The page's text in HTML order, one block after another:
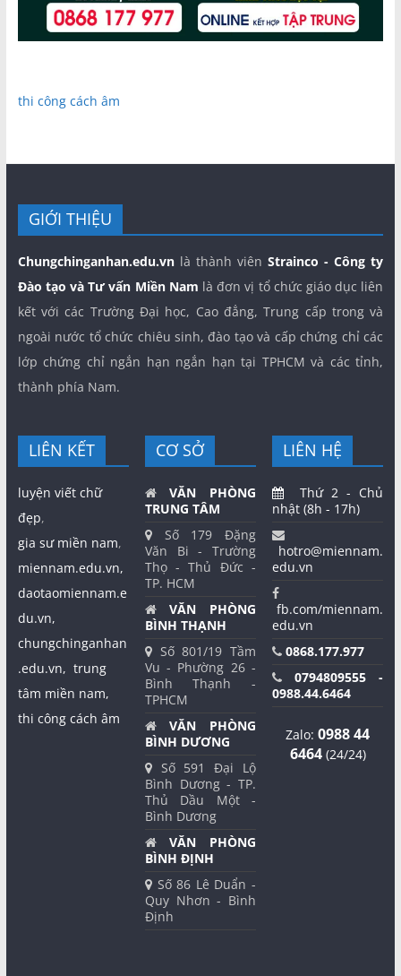
thi công cách âm
GIỚI THIỆU
Chungchinganhan.edu.vnlà thành viênStrainco - Công ty
Đào tạo và Tư vấn Miền Nam là đơn vị tổ chức giáo dục liên
kết với các Trường Đại học, Cao đẳng, Trung cấp trong và
ngoài nước tổ chức chiêu sinh, đào tạo và cấp chứng chỉ các
lớp chứng chỉ ngắn hạn ngắn hạn tại TPHCM và các tỉnh,
thành phía Nam.
LIÊN KẾT
luyện viết chữ
đẹp,
gia sư miền nam,
miennam.edu.vn,
daotaomiennam.e
du.vn,
chungchinganhan
.edu.vn, trung
tâm miền nam,
thi công cách âm
CƠ SỞ
VĂN PHÒNG
TRUNG TÂM
Số 179 Đặng
Văn Bi - Trường
Thọ - Thủ Đức -
TP. HCM
VĂN PHÒNG
BÌNH THẠNH
Số 801/19 Tầm
Vu - Phường 26 -
Bình Thạnh -
TPHCM
VĂN PHÒNG
BÌNH DƯƠNG
Số 591 Đại Lộ
Bình Dương - TP.
Thủ Dầu Một -
Bình Dương
VĂN PHÒNG
BÌNH ĐỊNH
Số 86 Lê Duẩn -
Quy Nhơn - Bình
Định
LIÊN HỆ
Thứ 2 - Chủ
nhật (8h - 17h)
hotro@miennam.
edu.vn
fb.com/miennam.
edu.vn
0868.177.977
0794809555 -
0988.44.6464
Zalo:0988 44
6464(24/24)